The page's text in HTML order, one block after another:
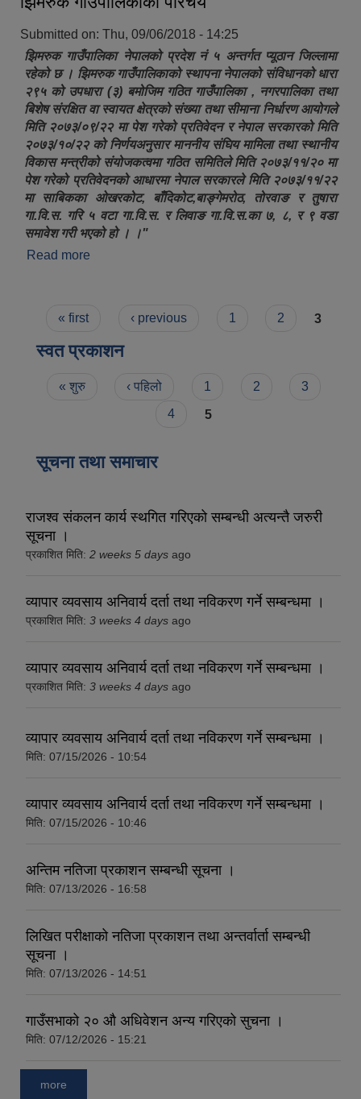
Submitted on:
Thu, 09/06/2018 - 14:25
झिमरुक गाउँपालिका नेपालको प्रदेश नं ५ अन्तर्गत प्यूठान जिल्लामा
रहेको छ । झिमरुक गाउँपालिकाको स्थापना नेपालको संविधानको धारा
२९५ को उपधारा (३) बमोजिम गठित गाउँपालिका , नगरपालिका तथा
बिशेष संरक्षित वा स्वायत क्षेत्रको संख्या तथा सीमाना निर्धारण आयोगले
मिति २०७३/०९/२२ मा पेश गरेको प्रतिवेदन र नेपाल सरकारको मिति
२०७३/१०/२२ को निर्णयअनुसार माननीय संघिय मामिला तथा स्थानीय
विकास मन्त्रीको संयोजकत्वमा गठित समितिले मिति २०७३/११/२० मा
पेश गरेको प्रतिवेदनको आधारमा नेपाल सरकारले मिति २०७३/११/२२
मा साबिकका ओखरकोट, बाँदिकोट,बाङ्गेमरोठ, तोरवाङ र तुषारा
गा.वि.स. गरि ५ वटा गा.वि.स. र लिवाङ गा.वि.स.का ७, ८, र ९ वडा
समावेश गरी भएको हो । ।"
Read more
Pages
« first ‹ previous 1 2 3
स्वत प्रकाशन
Pages
« शुरु ‹ पहिलो 1 2
3
4
5
सूचना तथा समाचार
राजश्व संकलन कार्य स्थगित गरिएको सम्बन्धी अत्यन्तै जरुरी
सूचना ।
प्रकाशित मिति: 2 weeks 5 days ago
व्यापार व्यवसाय अनिवार्य दर्ता तथा नविकरण गर्ने सम्बन्धमा ।
प्रकाशित मिति: 3 weeks 4 days ago
व्यापार व्यवसाय अनिवार्य दर्ता तथा नविकरण गर्ने सम्बन्धमा ।
प्रकाशित मिति: 3 weeks 4 days ago
व्यापार व्यवसाय अनिवार्य दर्ता तथा नविकरण गर्ने सम्बन्धमा ।
मिति: 07/15/2026 - 10:54
व्यापार व्यवसाय अनिवार्य दर्ता तथा नविकरण गर्ने सम्बन्धमा ।
मिति: 07/15/2026 - 10:46
अन्तिम नतिजा प्रकाशन सम्बन्धी सूचना ।
मिति: 07/13/2026 - 16:58
लिखित परीक्षाको नतिजा प्रकाशन तथा अन्तर्वार्ता सम्बन्धी
सूचना ।
मिति: 07/13/2026 - 14:51
गाउँसभाको २० औ अधिवेशन अन्य गरिएको सुचना ।
मिति: 07/12/2026 - 15:21
more